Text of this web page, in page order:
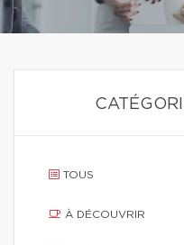
TOUS
À DÉCOUVRIR